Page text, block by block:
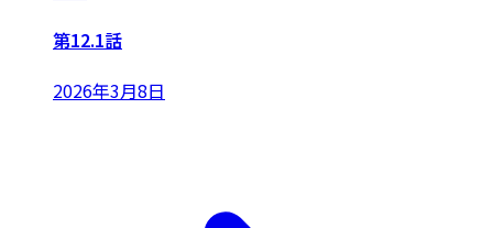
第12.1話
2026年3月8日